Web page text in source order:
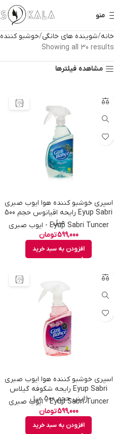
منو
خانه شوینده های خانگی خوشبو کننده
Showing all 30 results
مشاهده فیلترها
اسپری خوشبو کننده هوا ایوب صبری
Eyup Sabri رایحه اقیانوس حجم 500
میل
Eyup Sabri Tuncer - ایوب صبری
599,000تومان
افزودن به سبد خرید
اسپری خوشبو کننده هوا ایوب صبری
Eyup Sabri رایحه شکوفه گیلاس
ژاپنی حجم 500 میل
Eyup Sabri Tuncer - ایوب صبری
599,000تومان
افزودن به سبد خرید